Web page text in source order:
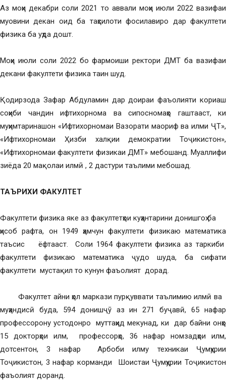
Аз моҳи декабри соли 2021 то аввали моҳи июли 2022 вазифаи
муовини декан оид ба таҳсилоти фосилавиро дар факултети
физика ба уҳда дошт.
Моҳи июли соли 2022 бо фармоиши ректори ДМТ ба вазифаи
декани факултети физика таин шуд.
Қодирзода Зафар Абдуламин дар доираи фаъолияти кориаш
соҳиби чандин ифтихорнома ва сипосномаҳо гаштааст, ки
муҳимтаринашон «Ифтихорномаи Вазорати маориф ва илми ҶТ»,
«Ифтихорномаи Ҳизби халқии демократии Тоҷикистон»,
«Ифтихорномаи факултети физикаи ДМТ» мебошанд. Муаллифи
зиёда 20 мақолаи илмӣ , 2 дастури таълими мебошад.
ТАЪРИХИ ФАКУЛТЕТ
Факултети физика яке аз факултетҳои куҳантарини донишгоҳ ба
ҳисоб рафта, он 1949 ҳамчун факултети физикаю математика
таъсис ёфтааст. Соли 1964 факултети физика аз таркиби
факултети физикаю математика ҷудо шуда, ба сифати
факултети мустақил то кунун фаъолият дорад.
Факултет айни ҳол маркази пурқуввати таълимию илмӣ ва
муҳандисӣ буда, 594 донишҷӯ аз ин 271 буҷавӣ, 65 нафар
профессорону устодонро муттаҳид мекунад, ки дар байни онҳо
15 докторҳои илм, профессорҳо, 36 нафар номзадҳои илм,
дотсентон, 3 нафар Арбоби илму техникаи Ҷумҳурии
Тоҷикистон, 3 нафар корманди Шоистаи Ҷумҳурии Тоҷикистон
фаъолият доранд.